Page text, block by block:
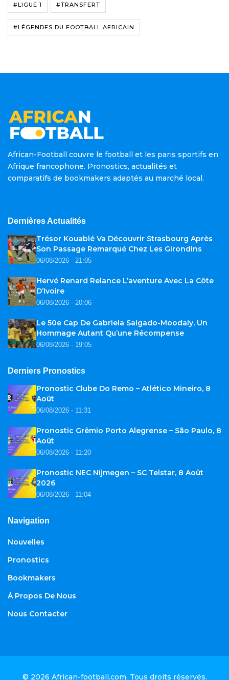
#LIGUE 1 #TRANSFERT
#LÉGENDES DU FOOTBALL AFRICAIN
African-Football couvre le football et les paris sportifs en
Afrique francophone. Pronostics, actualités et
comparatifs de bookmakers adaptés au marché local.
Dernières Actualités
Trésor Kouablé Va Découvrir Strasbourg Après
Son Passage Remarqué Chez Les Girondins
06/08/2026 - 21:05
Hervé Renard Relance L’aventure Avec La Côte
D’Ivoire
06/08/2026 - 20:06
Le 50e Cap De Gabriela Salgado-Moodaly, Un
Hommage Autant Qu’une Récompense
06/08/2026 - 19:05
Derniers Pronostics
Pronostic Clube Do Remo – Atlético Mineiro, 8
Août
06/08/2026 - 11:31
Pronostic Grêmio Porto Alegrense – São Paulo, 8
Août
06/08/2026 - 11:20
Pronostic NEC Nijmegen – SC Telstar, 8 Août
2026
06/08/2026 - 11:04
Navigation
Nouvelles
Pronostics
Bookmakers
À Propos De Nous
Nous Contacter
© 2026 African-football.com. Tous droits réservés.